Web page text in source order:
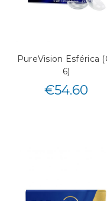
PureVision Esférica
6)
€54.60